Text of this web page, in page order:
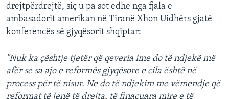
DITARI
drejtpërdrejtë, siç u pa sot edhe nga fjala e
ambasadorit amerikan në Tiranë Xhon Uidhërs gjatë
konferencës së gjyqësorit shqiptar:
"Nuk ka çështje tjetër që qeveria ime do të ndjekë më
afër se sa ajo e reformës gjyqësore e cila është në
process për të nisur. Ne do të ndjekim me vëmendje që
reformat të jenë të drejta, të finacuara mire e të